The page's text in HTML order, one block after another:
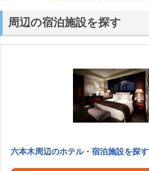
周辺の宿泊施設を探す
六本木周辺のホテル・宿泊施設を探す